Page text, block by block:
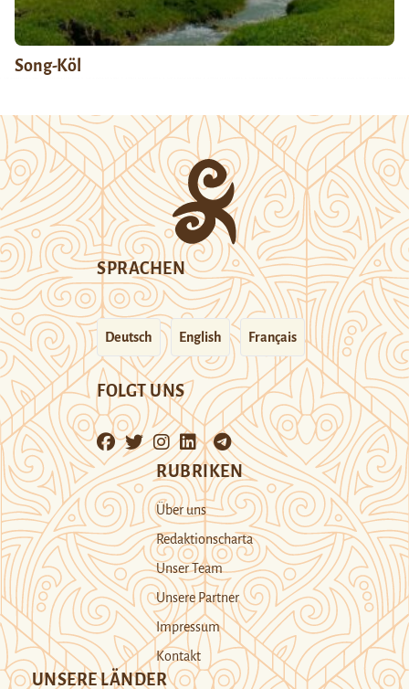
Song-Köl
SPRACHEN
Deutsch English Français
FOLGT UNS
RUBRIKEN
Über uns
Redaktionscharta
Unser Team
Unsere Partner
Impressum
Kontakt
UNSERE LÄNDER